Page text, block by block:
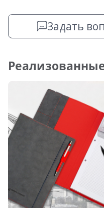
Задать